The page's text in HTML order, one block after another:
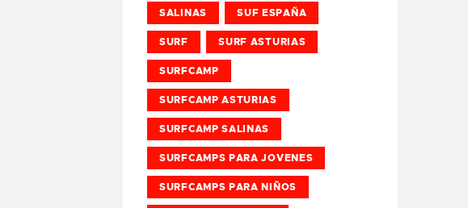
SALINAS SUF ESPAÑA
SURF SURF ASTURIAS
SURFCAMP
SURFCAMP ASTURIAS
SURFCAMP SALINAS
SURFCAMPS PARA JOVENES
SURFCAMPS PARA NIÑOS